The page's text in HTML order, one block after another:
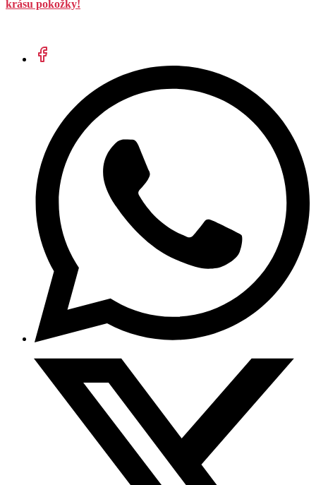
krásu pokožky!